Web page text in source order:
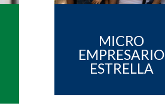
MICRO
EMPRESARIO
ESTRELLA